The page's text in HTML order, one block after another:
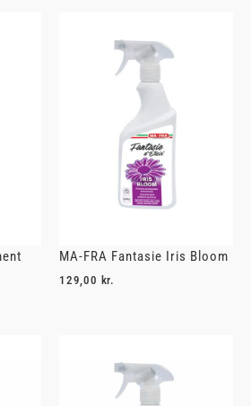
MA-FRA Fantasie Iris Bloom
129,00 kr.